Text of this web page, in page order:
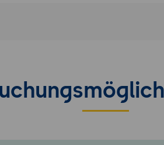
Drill
mit SQL in Apache Drill.